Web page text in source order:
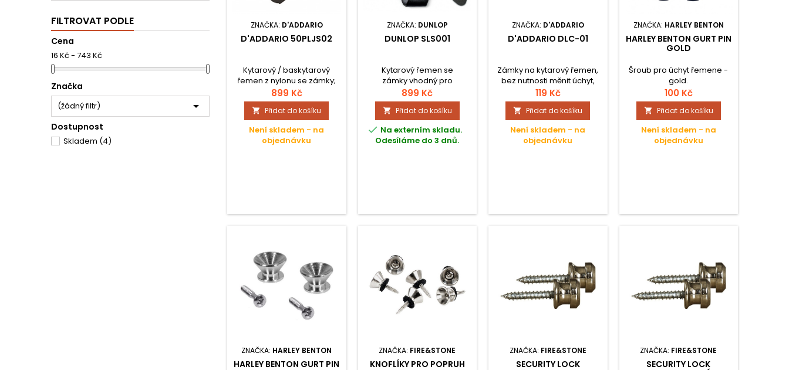
FILTROVAT PODLE
Cena
16 Kč - 743 Kč
Značka
(žádný filtr) 
Dostupnost
Skladem (4)
ZNAČKA: D'ADDARIO
D'ADDARIO 50PLJS02
Kytarový / baskytarový
řemen z nylonu se zámky;
Joe Satriani signature vzor:
Up in Flames; nastavitelná
délka.
899 Kč
 Přidat do košíku
Není skladem - na
objednávku
ZNAČKA: DUNLOP
DUNLOP SLS001
Kytarový řemen se
zámky vhodný pro
elektrickou kytaru i
baskytaru.
899 Kč
 Přidat do košíku
 Na externím skladu.
Odesíláme do 3 dnů.
ZNAČKA: D'ADDARIO
D'ADDARIO DLC-01
Zámky na kytarový řemen,
bez nutnosti měnit úchyt,
2ks.
119 Kč
 Přidat do košíku
Není skladem - na
objednávku
ZNAČKA: HARLEY BENTON
HARLEY BENTON GURT PIN
GOLD
Šroub pro úchyt řemene -
gold.
100 Kč
 Přidat do košíku
Není skladem - na
objednávku
ZNAČKA: HARLEY BENTON
HARLEY BENTON GURT PIN
ZNAČKA: FIRE&STONE
KNOFLÍKY PRO POPRUH
ZNAČKA: FIRE&STONE
SECURITY LOCK
ZNAČKA: FIRE&STONE
SECURITY LOCK